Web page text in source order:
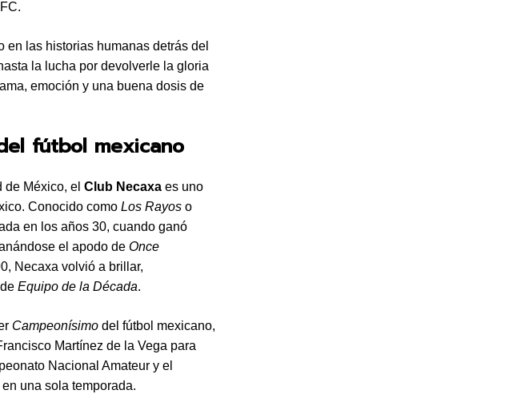
en las historias humanas detrás del
la lucha por devolverle la gloria
emoción y una buena dosis de
fútbol mexicano
México, el Club Necaxa es uno
Conocido como Los Rayos o
en los años 30, cuando ganó
el apodo de Once
Necaxa volvió a brillar,
Equipo de la Década.
Campeonísimo del fútbol mexicano,
Martínez de la Vega para
Nacional Amateur y el
una sola temporada.